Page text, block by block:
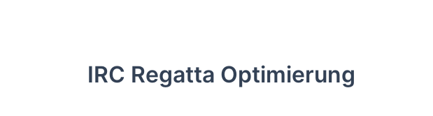
IRC Regatta Optimierung